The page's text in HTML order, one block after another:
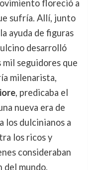
floreció a
sufría. Allí, junto
ayuda de figuras
desarrolló
mil seguidores que
milenarista,
, predicaba el
nueva era de
los dulcinianos a
los ricos y
consideraban
del mundo.